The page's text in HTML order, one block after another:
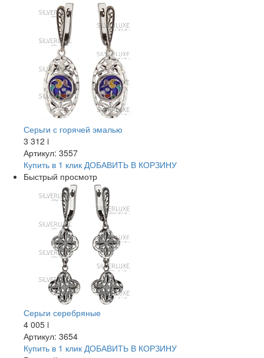
Серьги с горячей эмалью
3 312 i
Артикул: 3557
Купить в 1 клик ДОБАВИТЬ В КОРЗИНУ
Быстрый просмотр
Серьги серебряные
4 005 i
Артикул: 3654
Купить в 1 клик ДОБАВИТЬ В КОРЗИНУ